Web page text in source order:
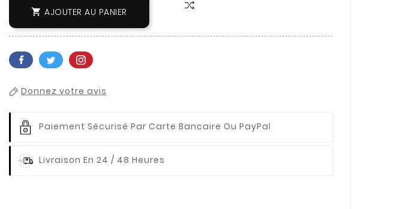
 AJOUTER AU PANIER
Donnez votre avis
Paiement Sécurisé Par Carte Bancaire Ou PayPal
Livraison En 24 / 48 Heures